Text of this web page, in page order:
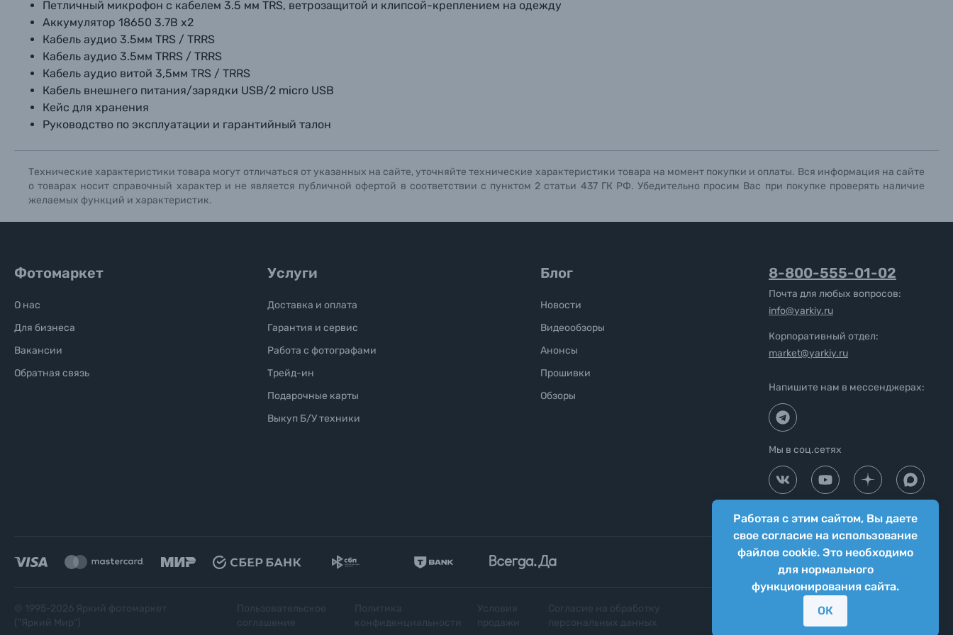
Петличный микрофон с кабелем 3.5 мм TRS, ветрозащитой и клипсой-креплением на одежду
Аккумулятор 18650 3.7В х2
Кабель аудио 3.5мм TRS / TRRS
Кабель аудио 3.5мм TRRS / TRRS
Кабель аудио витой 3,5мм TRS / TRRS
Кабель внешнего питания/зарядки USB/2 micro USB
Кейс для хранения
Руководство по эксплуатации и гарантийный талон
Технические характеристики товара могут отличаться от указанных на сайте, уточняйте технические характеристики товара на момент покупки и оплаты. Вся информация на сайте
о товарах носит справочный характер и не является публичной офертой в соответствии с пунктом 2 статьи 437 ГК РФ. Убедительно просим Вас при покупке проверять наличие
желаемых функций и характеристик.
Работая с этим сайтом, Вы даете
свое согласие на использование
файлов cookie. Это необходимо
для нормального
функционирования сайта.
ОК
Фотомаркет
О нас
Для бизнеса
Вакансии
Обратная связь
Услуги
Доставка и оплата
Гарантия и сервис
Работа с фотографами
Трейд-ин
Подарочные карты
Выкуп Б/У техники
Блог
Новости
Видеообзоры
Анонсы
Прошивки
Обзоры
8-800-555-01-02
Почта для любых вопросов:
info@yarkiy.ru
Корпоративный отдел:
market@yarkiy.ru
Напишите нам в мессенджерах:
Мы в соц.сетях
Согласие на передачу персональных
данных третьим лицам